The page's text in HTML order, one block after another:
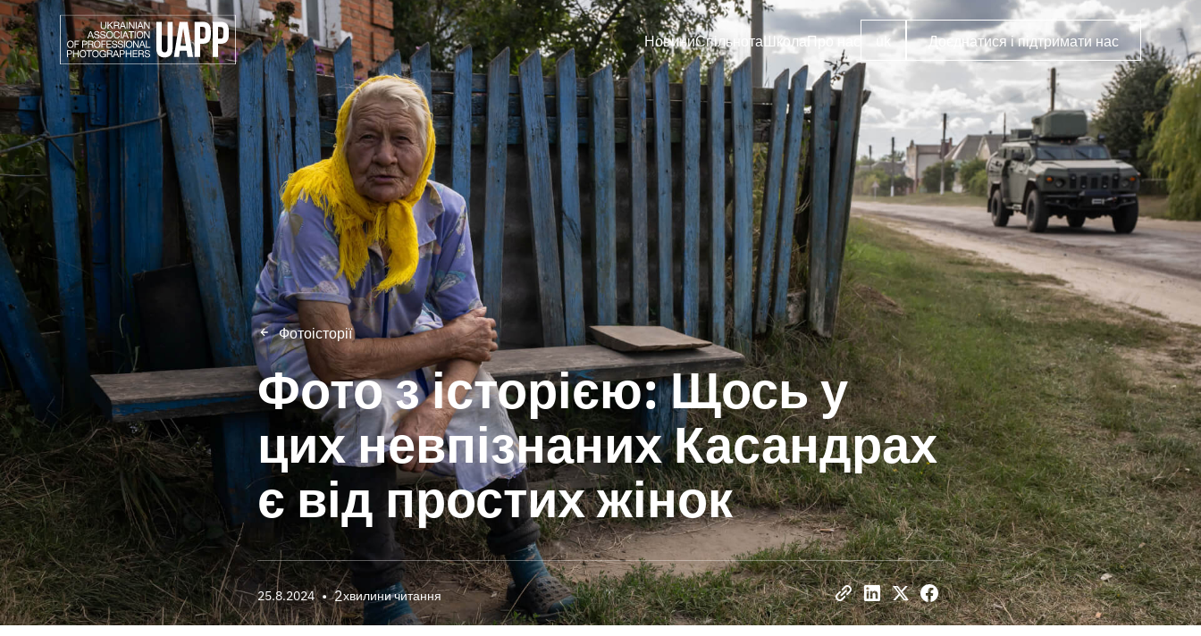
НовиниСпільнотаШколаПро нас uk Доєднатися і підтримати нас
Фотоісторії
Фото з історією: Щось у
цих невпізнаних Касандрах
є від простих жінок
25.8.2024 • 2хвилини читання